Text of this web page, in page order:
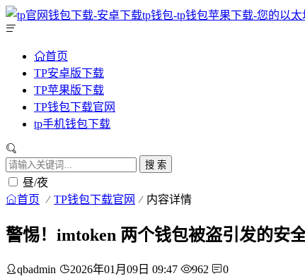
首页
TP安卓版下载
TP苹果版下载
TP钱包下载官网
tp手机钱包下载
搜 索
昼/夜
首页 TP钱包下载官网 内容详情
警惕！imtoken 两个钱包被盗引发的安
qbadmin 2026年01月09日 09:47 962 0